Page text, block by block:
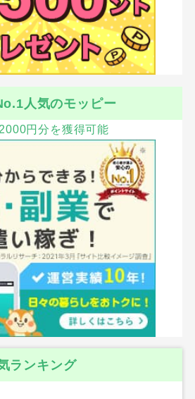
人気のモッピー
円分を獲得可能
ランキング